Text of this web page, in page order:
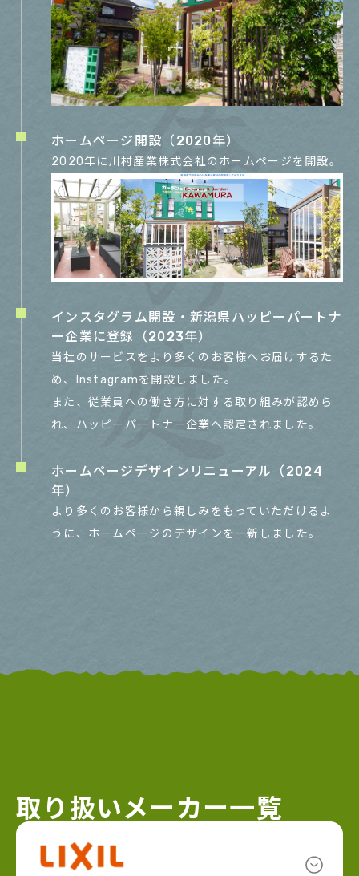
ホームページ開設（2020年）
2020年に川村産業株式会社のホームページを開設。
インスタグラム開設・新潟県ハッピーパートナ
ー企業に登録（2023年）
当社のサービスをより多くのお客様へお届けするた
め、Instagramを開設しました。
​​​​​​​また、従業員への働き方に対する取り組みが認めら
れ、ハッピーパートナー企業へ認定されました。
ホームページデザインリニューアル（2024
年）
より多くのお客様から親しみをもっていただけるよ
うに、ホームページのデザインを一新しました。
取り扱いメーカー一覧